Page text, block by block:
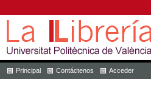
Principal Contáctenos Acceder